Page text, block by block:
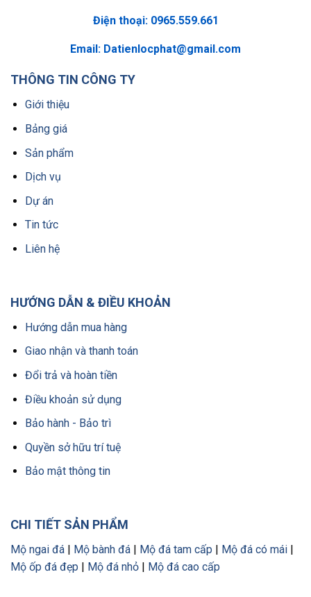
Điện thoại: 0965.559.661
Email: Datienlocphat@gmail.com
THÔNG TIN CÔNG TY
Giới thiệu
Bảng giá
Sản phẩm
Dịch vụ
Dự án
Tin tức
Liên hệ
HƯỚNG DẪN & ĐIỀU KHOẢN
Hướng dẫn mua hàng
Giao nhận và thanh toán
Đổi trả và hoàn tiền
Điều khoản sử dụng
Bảo hành - Bảo trì
Quyền sở hữu trí tuệ
Bảo mật thông tin
CHI TIẾT SẢN PHẨM
Mộ ngai đá Mộ bành đá Mộ đá tam cấp Mộ đá có mái
Mộ ốp đá đẹp
Mộ đá nhỏ Mộ đá cao cấp